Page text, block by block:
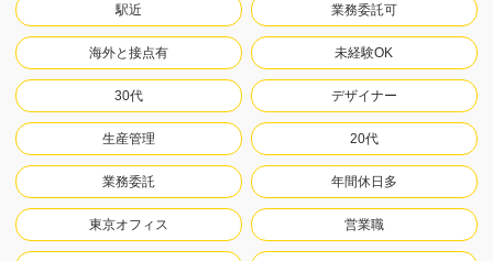
駅近 業務委託可
海外と接点有 未経験OK
30代 デザイナー
生産管理 20代
業務委託 年間休日多
東京オフィス 営業職